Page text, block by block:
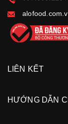
LIÊN KẾT
HƯỚNG DẪN